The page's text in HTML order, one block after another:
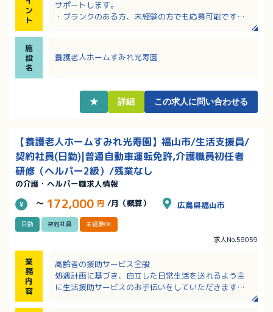
ン
ト
サポートします。
・ブランクのある方、未経験の方でも応募可能です。
行事や子供の急病等の休みについて相談可能です。
・法人には様々な高齢者福祉サービスを実施してお
施
設
名
養護老人ホームすみれ光寿園
★ 詳細 この求人に問い合わせる
【養護老人ホームすみれ光寿園】福山市/生活支援員/
契約社員(日勤)|普通自動車運転免許,介護職員初任者
研修（ヘルパー2級）/残業なし
の介護・ヘルパー職求人情報
～ 172,000 円 /月（概算） 広島県福山市
日勤 契約社員 未経験OK
求人No.58059
業
務
内
容
高齢者の援助サービス全般
処遇計画に基づき、自立した日常生活を送れるよう主
に生活援助サービスのお手伝いをしていただきます。